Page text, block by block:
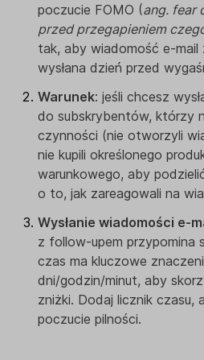
poczucie FOMO (ang. fear
przed przegapieniem
tak, aby wiadomość e-mail
wysłana dzień przed
Warunek: jeśli chcesz
do subskrybentów, którzy
czynności (nie otworzyli
nie kupili określonego
warunkowego, aby
o to, jak zareagowali na
Wysłanie wiadomości e-
z follow-upem przypomina
czas ma kluczowe
dni/godzin/minut, aby
zniżki. Dodaj licznik czasu,
poczucie pilności.